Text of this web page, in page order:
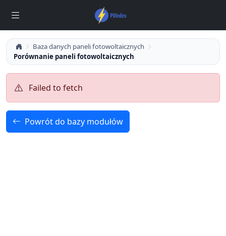
Baza danych paneli fotowoltaicznych
Porównanie paneli fotowoltaicznych
Failed to fetch
Powrót do bazy modułów